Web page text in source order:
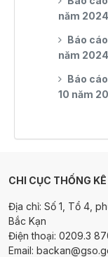
năm 2024
Báo
năm 2024
Báo
10 năm
CHI CỤC THỐNG
Địa chỉ: Số 1, Tổ 4,
Bắc Kạn
Điện thoại: 0209.3
Email: